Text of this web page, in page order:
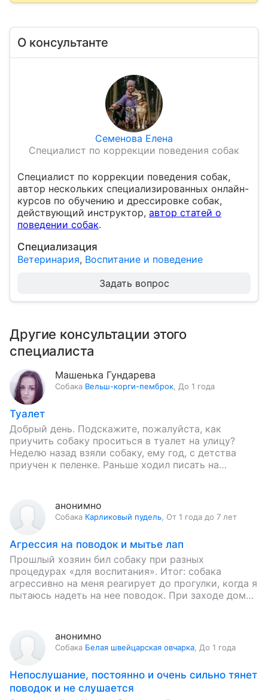
О консультанте
Семенова Елена
Специалист по коррекции поведения собак
Специалист по коррекции поведения собак,
автор нескольких специализированных онлайн-
курсов по обучению и дрессировке собак,
действующий инструктор, автор статей о
поведении собак.
Специализация
Ветеринария, Воспитание и поведение
Задать вопрос
Другие консультации этого
специалиста
Машенька Гундарева
Собака Вельш-корги-пемброк До 1 года
Туалет
Добрый день. Подскажите, пожалуйста, как
приучить собаку проситься в туалет на улицу?
Неделю назад взяли собаку, ему год, с детства
приучен к пеленке. Раньше ходил писать на
анонимно
Собака Карликовый пудель От 1 года до 7 лет
Агрессия на поводок и мытье лап
Прошлый хозяин бил собаку при разных
процедурах «для воспитания». Итог: собака
агрессивно на меня реагирует до прогулки, когда я
пытаюсь надеть на нее поводок. При заходе домой
анонимно
Собака Белая швейцарская овчарка До 1 года
Непослушание, постоянно и очень сильно тянет
поводок и не слушается